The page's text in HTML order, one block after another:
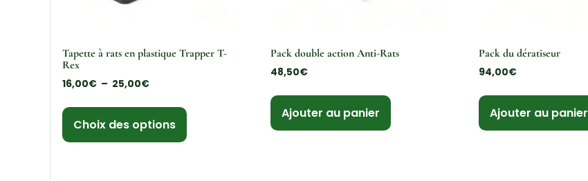
Tapette à rats en plastique Trapper T-
Rex
16,00€ – 25,00€
Choix des options
Pack double action Anti-Rats
48,50€
Ajouter au panier
Pack du dératiseur
94,00€
Ajouter au panier